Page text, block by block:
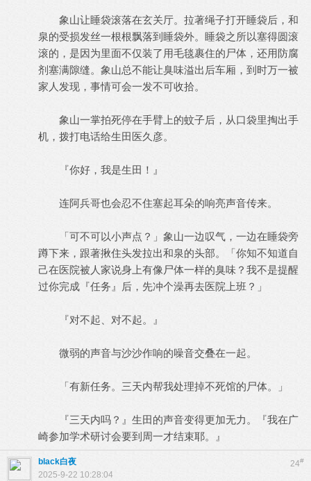
象山让睡袋滚落在玄关厅。拉著绳子打开睡袋后，和
泉的受损发丝一根根飘落到睡袋外。睡袋之所以塞得圆滚
滚的，是因为里面不仅装了用毛毯裹住的尸体，还用防腐
剂塞满隙缝。象山总不能让臭味溢出后车厢，到时万一被
家人发现，事情可会一发不可收拾。
象山一掌拍死停在手臂上的蚊子后，从口袋里掏出手
机，拨打电话给生田医久彦。
『你好，我是生田！』
连阿兵哥也会忍不住塞起耳朵的响亮声音传来。
「可不可以小声点？」象山一边叹气，一边在睡袋旁
蹲下来，跟著揪住头发拉出和泉的头部。「你知不知道自
己在医院被人家说身上有像尸体一样的臭味？我不是提醒
过你完成『任务』后，先冲个澡再去医院上班？」
『对不起、对不起。』
微弱的声音与沙沙作响的噪音交叠在一起。
「有新任务。三天内帮我处理掉不死馆的尸体。」
『三天内吗？』生田的声音变得更加无力。『我在广
崎参加学术研讨会要到周一才结束耶。』
24#
black白夜
2025-9-22 10:28:04